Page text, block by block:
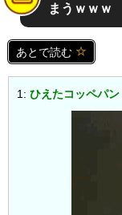
まうｗｗｗ
あとで読む
1: ひえたコッペパン